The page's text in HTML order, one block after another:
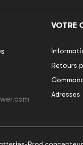
VOTRE
Retours
Adresses